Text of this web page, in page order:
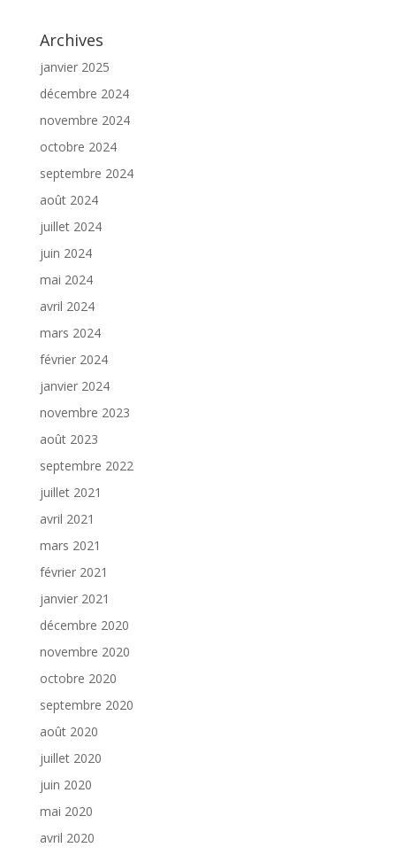
Archives
janvier 2025
décembre 2024
novembre 2024
octobre 2024
septembre 2024
août 2024
juillet 2024
juin 2024
mai 2024
avril 2024
mars 2024
février 2024
janvier 2024
novembre 2023
août 2023
septembre 2022
juillet 2021
avril 2021
mars 2021
février 2021
janvier 2021
décembre 2020
novembre 2020
octobre 2020
septembre 2020
août 2020
juillet 2020
juin 2020
mai 2020
avril 2020